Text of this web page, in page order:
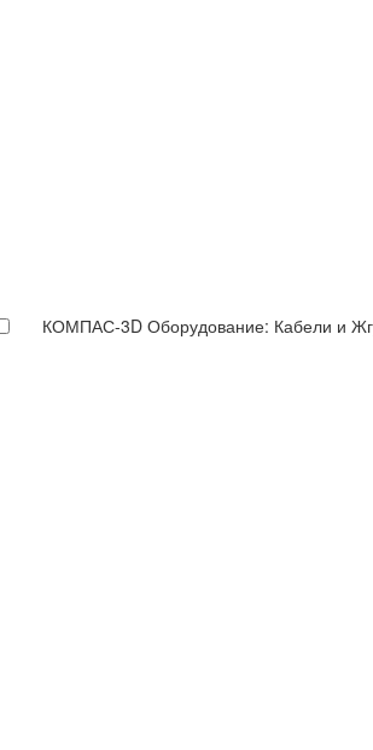
КОМПАС-3D Оборудование: Кабели и